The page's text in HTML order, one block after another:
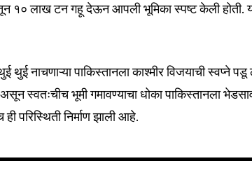
१० लाख टन गहू देऊन आपली भूमिका स्पष्ट केली होती. या
थुई नाचणाऱ्या पाकिस्तानला काश्मीर विजयाची स्वप्ने
स्वतःचीच भूमी गमावण्याचा धोका पाकिस्तानला
परिस्थिती निर्माण झाली आहे.